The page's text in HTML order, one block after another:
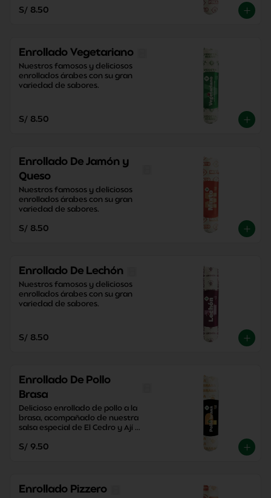
S/ 8.50
Enrollado Vegetariano
Nuestros famosos y deliciosos
enrollados árabes con su gran
variedad de sabores.
S/ 8.50
Enrollado De Jamón y
Queso
Nuestros famosos y deliciosos
enrollados árabes con su gran
variedad de sabores.
S/ 8.50
Enrollado De Lechón
Nuestros famosos y deliciosos
enrollados árabes con su gran
variedad de sabores.
S/ 8.50
Enrollado De Pollo
Brasa
Delicioso enrollado de pollo a la
brasa, acompañado de nuestra
salsa especial de El Cedro y Ají
papa dorada.
S/ 9.50
Enrollado Pizzero